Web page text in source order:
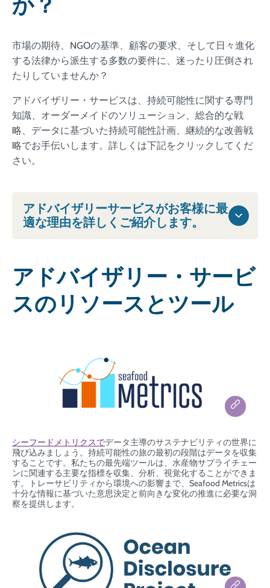
市場の期待、NGOの基準、顧客の要求、そして日々進化
する法律から派生する多数の要件に、迷ったり圧倒され
たりしていませんか？
アドバイザリー・サービスは、持続可能性に関する専門
知識、オーダーメイドのソリューション、総合的な戦
略、データに基づいた持続可能性計画、継続的な改善戦
略でお手伝いします。詳しくは下記をクリックしてくだ
さい。
アドバイザリーサービスがお客様に最
適な理由を詳しくご紹介します。
アドバイザリー・サービ
スのリソースとツール
シーフードメトリクスでデータ主導のサステナビリティの世界に
飛び込みましょう。持続可能性の旅の最初の段階はデータを収集
することです。私たちの最先端ツールは、水産物サプライチェー
ンに関連する主要な指標を収集、分析、視覚化することができま
す。トレーサビリティから環境への影響まで、Seafood Metricsは
十分な情報に基づいた意思決定と前向きな変化の推進に必要な洞
察を提供します。